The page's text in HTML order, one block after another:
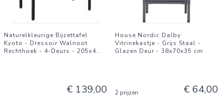
Naturelkleurige Bijzettafel
Kyoto - Dressoir Walnoot
Rechthoek - 4-Deurs - 205x4...
€ 139,00
House Nordic Dalby
Vitrinekastje - Grijs Staal -
Glazen Deur - 38x70x35 cm
2 prijzen € 64,00